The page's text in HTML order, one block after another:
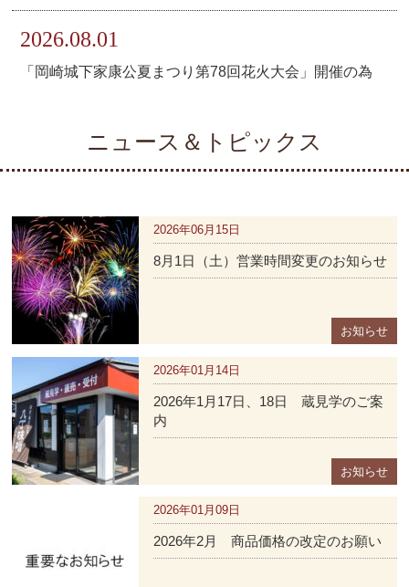
2026.08.01
「岡崎城下家康公夏まつり第78回花火大会」開催の為
商品価格の改定のお願い
いつも「まるや八丁味噌」をご愛顧いただきありがとう
ございます。
2026年2月2日出荷分より
商品価格の改定および一部商品の容量変更をお願いいた
します。
今後とも安心、安全はもとより、高品質な商品を安定し
てお客さまにお届けできるよう努力してまいります。何
卒、ご理解賜りますようお願い申し上げます。
容量変更の商品
ニュース＆トピックス
お知らせ
2026年06月15日
8月1日（土）営業時間変更のお知らせ
お知らせ
2026年01月14日
2026年1月17日、18日 蔵見学のご案
内
2026年01月09日
2026年2月 商品価格の改定のお願い